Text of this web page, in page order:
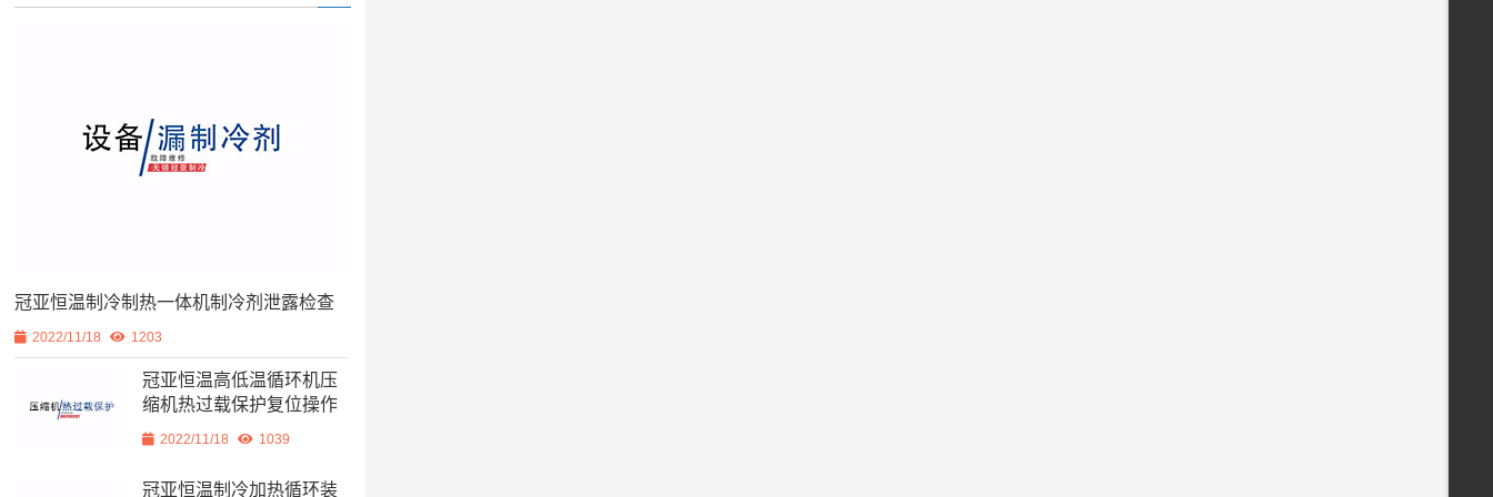
冠亚恒温制冷制热一体机制冷剂泄露检查
2022/11/18 1203
冠亚恒温高低温循环机压
缩机热过载保护复位操作
2022/11/18 1039
冠亚恒温制冷加热循环装